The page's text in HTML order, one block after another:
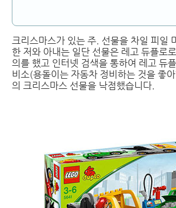
크리스마스가 있는 주. 선물을 차일 피일
한 저와 아내는 일단 선물은 레고 듀플로
의를 했고 인터넷 검색을 통하여 레고 듀
비소(용돌이는 자동차 정비하는 것을 좋
의 크리스마스 선물을 낙점했습니다.